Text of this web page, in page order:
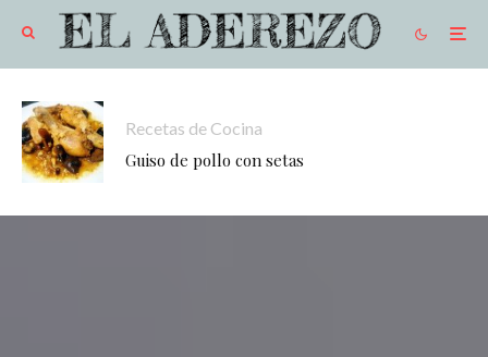
Recetas de Cocina
Guiso de pollo con setas